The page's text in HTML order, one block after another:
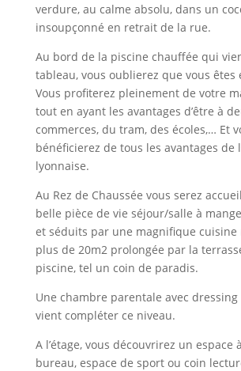
verdure, au calme absolu, dans un
insoupçonné en retrait de la rue.
Au bord de la piscine chauffée qui
tableau, vous oublierez que vous êtes
Vous profiterez pleinement de votre
tout en ayant les avantages d’être à
commerces, du tram, des écoles,… Et
bénéficierez de tous les avantages de
lyonnaise.
Au Rez de Chaussée vous serez
belle pièce de vie séjour/salle à
et séduits par une magnifique cuisine
plus de 20m2 prolongée par la
piscine, tel un coin de paradis.
Une chambre parentale avec dressing
vient compléter ce niveau.
A l’étage, vous découvrirez un espace
bureau, espace de sport ou coin